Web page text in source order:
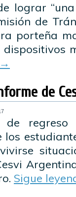
lograr
de
porteña
dispositivos
→
de
de
los
Sigue